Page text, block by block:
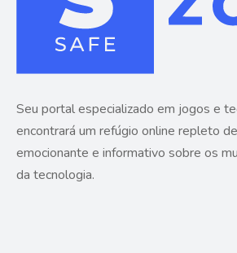
Seu portal especializado em jogos e
encontrará um refúgio online repleto
emocionante e informativo sobre os
da tecnologia.